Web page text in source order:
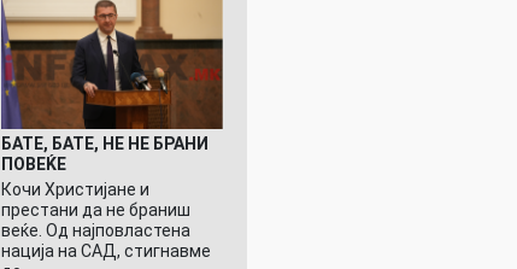
БАТЕ, БАТЕ, НЕ НЕ БРАНИ
ПОВЕЌЕ
Кочи Христијане и
престани да не браниш
веќе. Од најповластена
нација на САД, стигнавме